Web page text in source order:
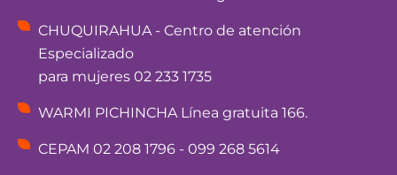
CHUQUIRAHUA - Centro de atención
Especializado
para mujeres 02 233 1735
WARMI PICHINCHA Línea gratuita 166.
CEPAM 02 208 1796 - 099 268 5614